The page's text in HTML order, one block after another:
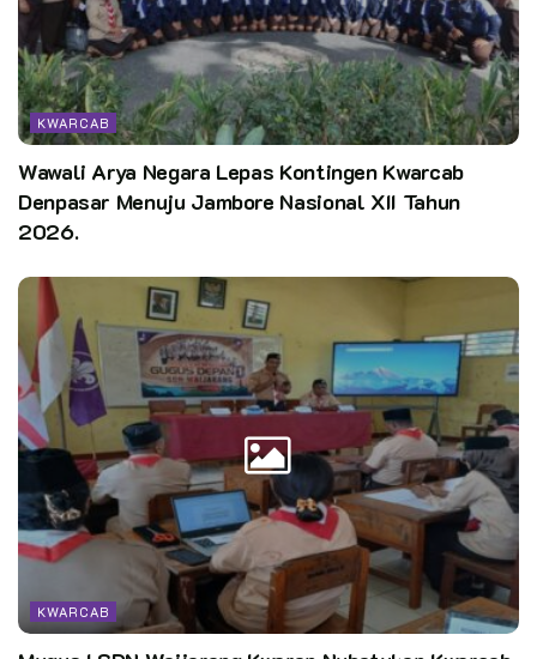
KWARCAB
Wawali Arya Negara Lepas Kontingen Kwarcab
Denpasar Menuju Jambore Nasional XII Tahun
2026.
KWARCAB